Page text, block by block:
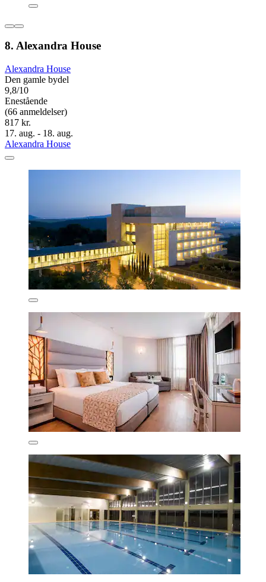
8. Alexandra House
Alexandra House
Den gamle bydel
9,8/10
Enestående
(66 anmeldelser)
817 kr.
17. aug. - 18. aug.
Alexandra House